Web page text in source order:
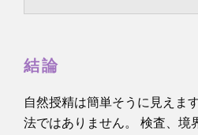
結論
自然授精は簡単そうに見えま
法ではありません。 検査、境